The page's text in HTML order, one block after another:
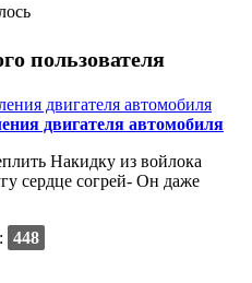
пользователя
двигателя автомобиля
Накидку из войлока
сердце согрей- Он даже
448